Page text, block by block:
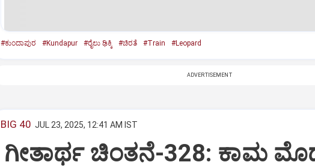
#ಕುಂದಾಪುರ #Kundapur #ರೈಲು ಢಿಕ್ಕಿ #ಚಿರತೆ #Train #Leopard
ADVERTISEMENT
BIG 40 JUL 23, 2025, 12:41 AM IST
ಗೀತಾರ್ಥ ಚಿಂತನೆ-328: ಕಾಮ